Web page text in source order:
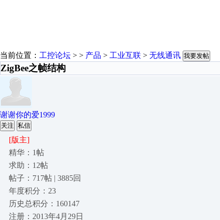
当前位置： 工控论坛 > > 产品 > 工业互联 > 无线通讯 我要发帖
ZigBee之帧结构
谢谢你的爱1999
关注 私信
[版主]
精华：1帖
求助：12帖
帖子：717帖 | 3885回
年度积分：23
历史总积分：160147
注册：2013年4月29日